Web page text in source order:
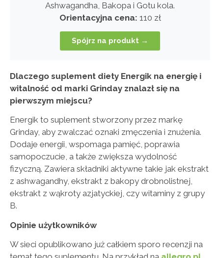
Ashwagandha, Bakopa i Gotu kola.
Orientacyjna cena: 110 zł
Spójrz na produkt →
Dlaczego suplement diety Energik na energię i
witalność od marki Grinday znalazł się na
pierwszym miejscu?
Energik to suplement stworzony przez markę
Grinday, aby zwalczać oznaki zmęczenia i znużenia.
Dodaje energii, wspomaga pamięć, poprawia
samopoczucie, a także zwiększa wydolność
fizyczną. Zawiera składniki aktywne takie jak ekstrakt
z ashwagandhy, ekstrakt z bakopy drobnolistnej,
ekstrakt z wąkroty azjatyckiej, czy witaminy z grupy
B.
Opinie użytkowników
W sieci opublikowano już całkiem sporo recenzji na